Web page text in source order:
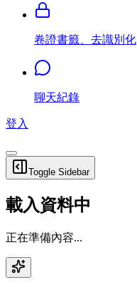
卷證書籤、去識別化
聊天紀錄
登入
Toggle Sidebar
載入資料中
正在準備內容...